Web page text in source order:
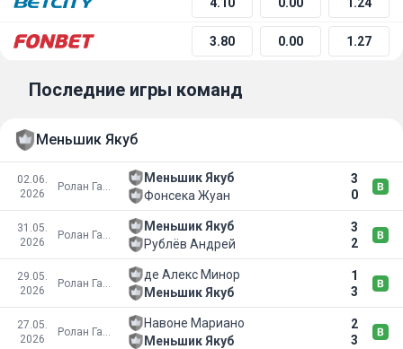
3.80 0.00 1.27
Последние игры команд
Меньшик Якуб
02.06.
2026
Ролан Гаррос
Меньшик Якуб
3
0
Фонсека Жуан
31.05.
2026
Ролан Гаррос
Меньшик Якуб
3
2
Рублёв Андрей
29.05.
2026
Ролан Гаррос
де Алекс Минор
1
3
Меньшик Якуб
27.05.
2026
Ролан Гаррос
Навоне Мариано
2
3
Меньшик Якуб